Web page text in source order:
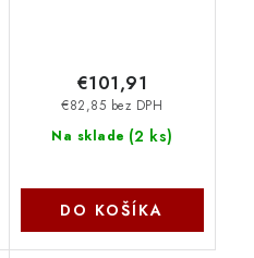
Na sklade (2 ks)
€82,85 bez DPH
€101,91
DO KOŠÍKA